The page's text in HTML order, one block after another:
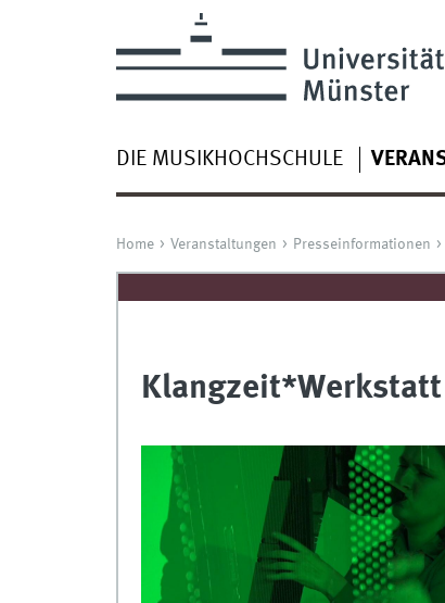
DIE MUSIKHOCHSCHULE
Home Veranstaltungen Presseinformationen